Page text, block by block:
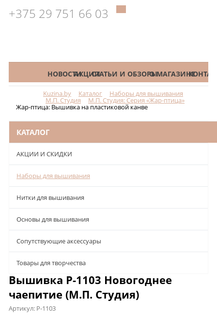
+375 29 751 66 03
КАТАЛОГНОВОСТИАКЦИИСТАТЬИ И ОБЗОРЫО МАГАЗИНЕ
Kuzina.by Каталог Наборы для вышивания
М.П. Студия М.П. Студия: Серия «Жар-птица»
Жар-птица: Вышивка на пластиковой канве
КАТАЛОГ
АКЦИИ И СКИДКИ
Наборы для вышивания
Нитки для вышивания
Основы для вышивания
Сопутствующие аксессуары
Товары для творчества
Вышивка Р-1103 Новогоднее
чаепитие (М.П. Студия)
Артикул: Р-1103